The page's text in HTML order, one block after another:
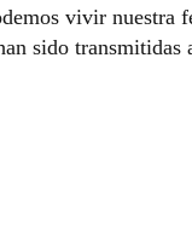
vivir nuestra
sido